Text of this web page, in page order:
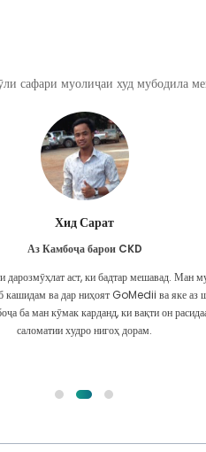
сафари муолиҷаи худ мубодила
Хид Сарат
Аз Камбоҷа барои CKD
дарозмӯҳлат аст, ки бадтар мешавад. Ман
кашидам ва дар ниҳоят GoMedii ва яке аз
ба ман кӯмак карданд, ки вақти он
саломатии худро нигоҳ дорам.